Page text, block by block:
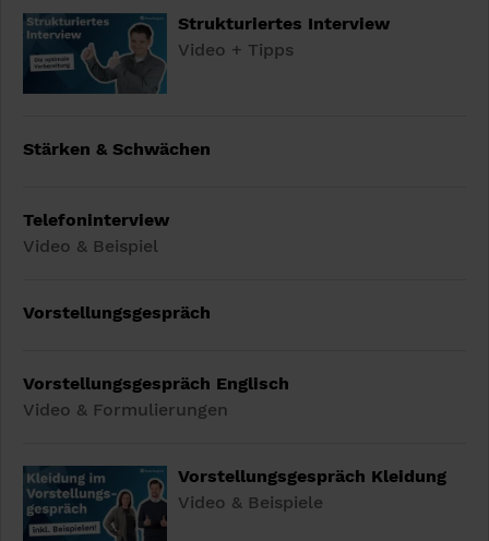
Strukturiertes Interview
Video + Tipps
Stärken & Schwächen
Telefoninterview
Video & Beispiel
Vorstellungsgespräch
Vorstellungsgespräch Englisch
Video & Formulierungen
Vorstellungsgespräch Kleidung
Video & Beispiele